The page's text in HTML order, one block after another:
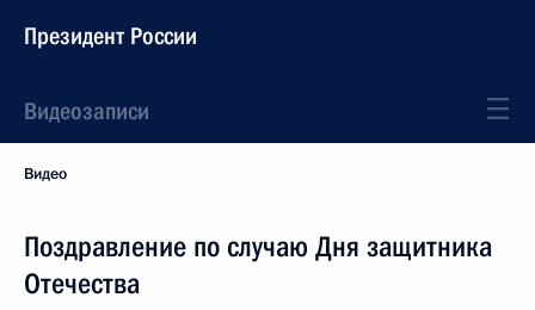
Президент России
Видеозаписи
Видео
Поздравление по случаю Дня защитника
Отечества